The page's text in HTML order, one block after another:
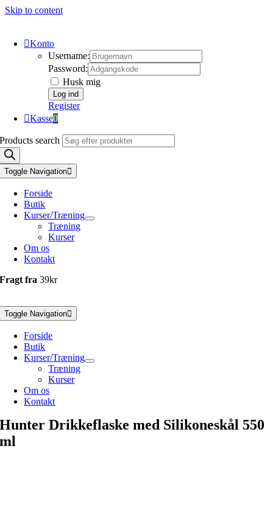
Skip to content
Konto
Username:
Password:
Husk mig
Register
Kasse0
Products search
Toggle Navigation
Forside
Butik
Kurser/Træning
Træning
Kurser
Om os
Kontakt
Fragt fra39kr
Toggle Navigation
Forside
Butik
Kurser/Træning
Træning
Kurser
Om os
Kontakt
Hunter Drikkeflaske med Silikoneskål 550
ml